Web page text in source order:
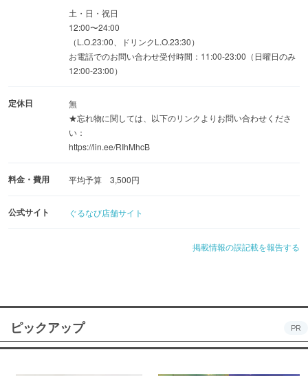
土・日・祝日
12:00〜24:00
（L.O.23:00、ドリンクL.O.23:30）
お電話でのお問い合わせ受付時間：11:00-23:00（日曜日のみ
12:00-23:00）
定休日
無
★忘れ物に関しては、以下のリンクよりお問い合わせくださ
い：
https://lin.ee/RIhMhcB
料金・費用 平均予算 3,500円
公式サイト ぐるなび店舗サイト
掲載情報の誤記載を報告する
ピックアップ PR